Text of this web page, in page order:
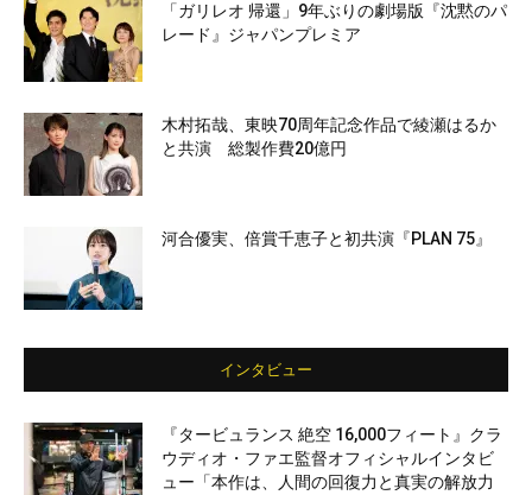
「ガリレオ 帰還」9年ぶりの劇場版『沈黙のパ
レード』ジャパンプレミア
木村拓哉、東映70周年記念作品で綾瀬はるか
と共演 総製作費20億円
河合優実、倍賞千恵子と初共演『PLAN 75』
インタビュー
『タービュランス 絶空 16,000フィート』クラ
ウディオ・ファエ監督オフィシャルインタビ
ュー「本作は、人間の回復力と真実の解放力